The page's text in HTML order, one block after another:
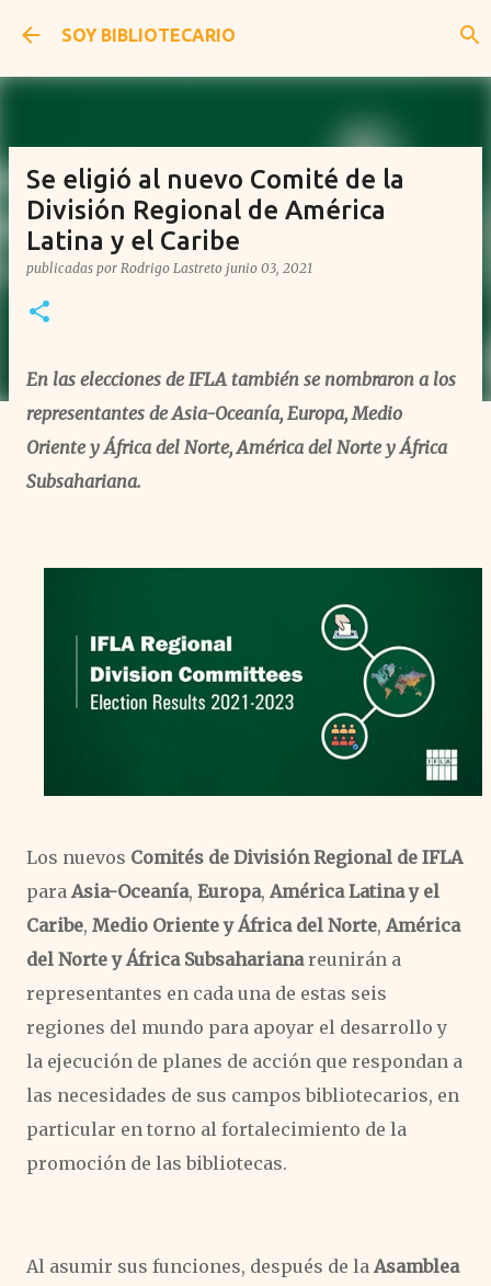
Ir al contenido principal
SOY BIBLIOTECARIO
Se eligió al nuevo Comité de la
División Regional de América
Latina y el Caribe
publicadas por Rodrigo Lastreto junio 03, 2021
En las elecciones de IFLA también se nombraron a los
representantes de Asia-Oceanía, Europa, Medio
Oriente y África del Norte, América del Norte y África
Subsahariana.
Los nuevos Comités de División Regional de IFLA
para Asia-Oceanía, Europa, América Latina y el
Caribe, Medio Oriente y África del Norte, América
del Norte y África Subsaharianareunirán a
representantes en cada una de estas seis
regiones del mundo para apoyar el desarrollo y
la ejecución de planes de acción que respondan a
las necesidades de sus campos bibliotecarios, en
particular en torno al fortalecimiento de la
promoción de las bibliotecas.
Al asumir sus funciones, después de la Asamblea